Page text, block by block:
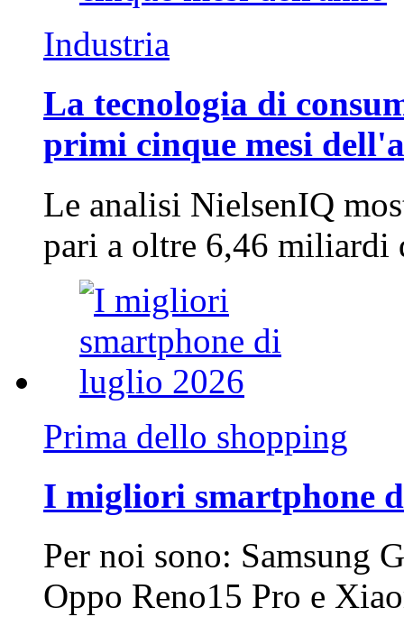
Industria
La tecnologia di
primi cinque mesi
Le analisi NielsenIQ
pari a oltre 6,46
Prima dello shopping
I migliori smartphone
Per noi sono: Samsung
Oppo Reno15 Pro e